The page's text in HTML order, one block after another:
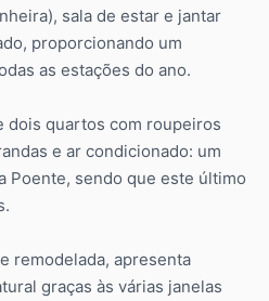
sala de estar e jantar
proporcionando um
as estações do ano.
dois quartos com roupeiros
e ar condicionado: um
Poente, sendo que este último
remodelada, apresenta
graças às várias janelas